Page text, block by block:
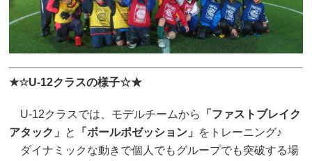
★☆U-12クラスの様子☆★
U-12クラスでは、モデルチームから
「ファストブレイク
アタック」 と 「ボールポゼッション」 をトレーニング♪
ダイナミックな動きで個人でもグループでも突破する場